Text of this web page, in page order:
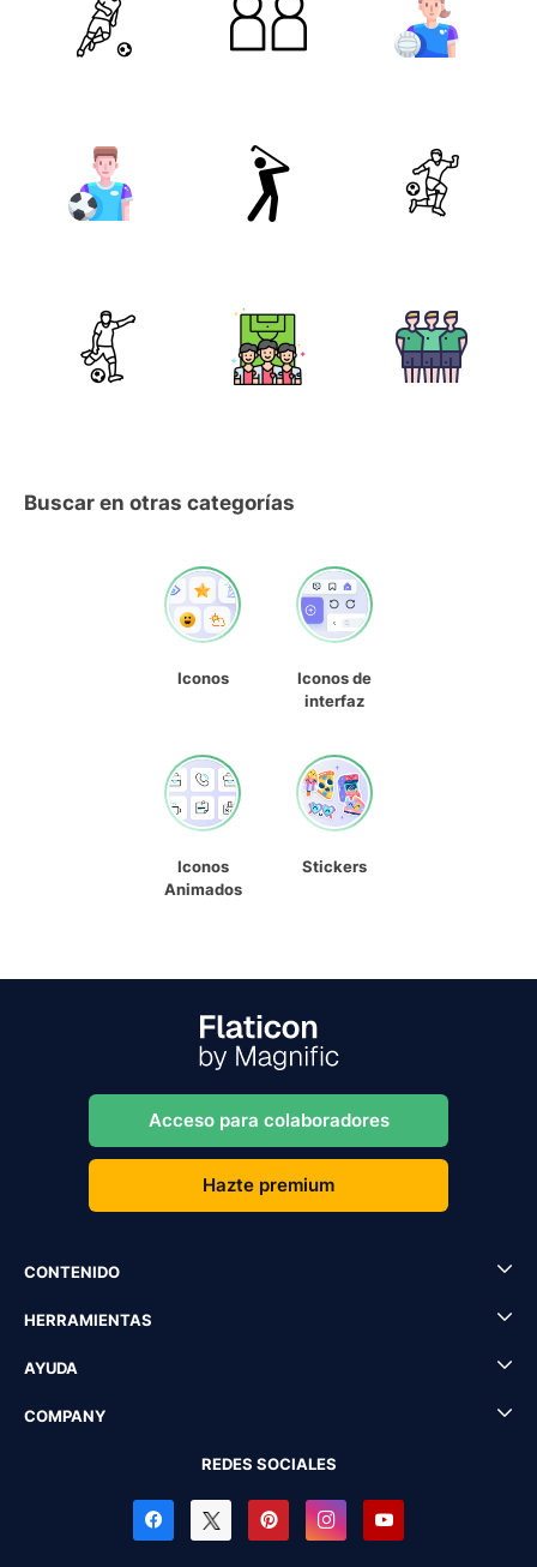
Buscar en otras categorías
Iconos
Iconos de
interfaz
Iconos
Animados
Stickers
Acceso para colaboradores
Hazte premium
CONTENIDO
HERRAMIENTAS
AYUDA
COMPANY
REDES SOCIALES